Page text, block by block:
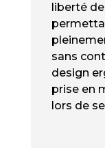
liberté
sans
design
prise en
lors de